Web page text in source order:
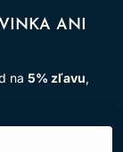
ANI
na 5% zľavu,